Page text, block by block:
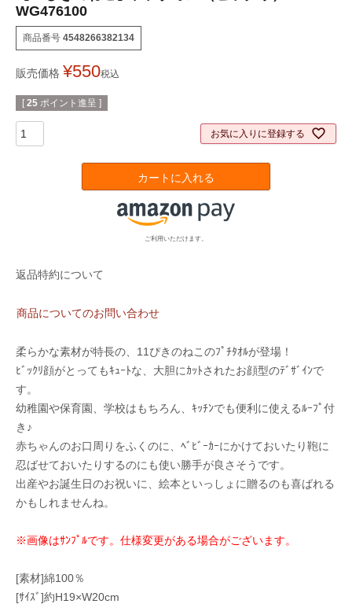
WG476100
商品番号 4548266382134
販売価格 ¥550税込
[ 25 ポイント進呈 ]
お気に入りに登録する
カートに入れる
ご利用いただけます。
返品特約について
商品についてのお問い合わせ
柔らかな素材が特長の、11ぴきのねこのﾌﾟﾁﾀｵﾙが登場！
ﾋﾞｯｸﾘ顔がとってもｷｭｰﾄな、大胆にｶｯﾄされたお顔型のﾃﾞｻﾞｲﾝで
す。
幼稚園や保育園、学校はもちろん、ｷｯﾁﾝでも便利に使えるﾙｰﾌﾟ付
き♪
赤ちゃんのお口周りをふくのに、ﾍﾞﾋﾞｰｶｰにかけておいたり鞄に
忍ばせておいたりするのにも使い勝手が良さそうです。
出産やお誕生日のお祝いに、絵本といっしょに贈るのも喜ばれる
かもしれませんね。
※画像はｻﾝﾌﾟﾙです。仕様変更がある場合がございます。
[素材]綿100％
[ｻｲｽﾞ]約H19×W20cm